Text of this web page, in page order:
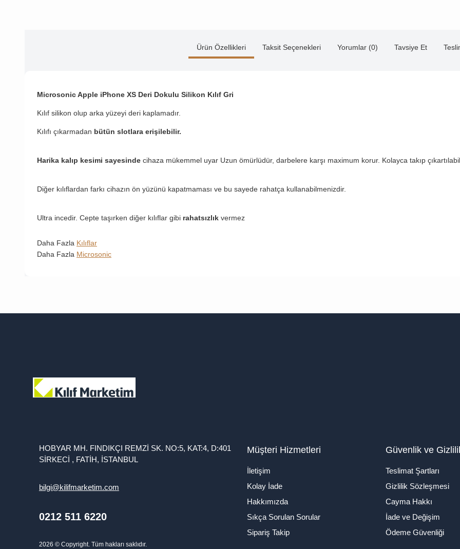
Ürün Özellikleri Taksit Seçenekleri Yorumlar (0) Tavsiye Et
Microsonic Apple iPhone XS Deri Dokulu Silikon Kılıf Gri
Kılıf silikon olup arka yüzeyi deri kaplamadır.
Kılıfı çıkarmadan bütün slotlara erişilebilir.
Harika kalıp kesimi sayesinde cihaza mükemmel uyar Uzun ömürlüdür, darbelere karşı maximum korur. Kolayca takıp
Diğer kılıflardan farkı cihazın ön yüzünü kapatmaması ve bu sayede rahatça kullanabilmenizdir.
Ultra incedir. Cepte taşırken diğer kılıflar gibi rahatsızlık vermez
Daha Fazla Kılıflar
Daha Fazla Microsonic
HOBYAR MH. FINDIKÇI REMZİ SK. NO:5, KAT:4, D:401
SİRKECİ , FATİH, İSTANBUL
bilgi@kilifmarketim.com
0212 511 6220
2026 © Copyright. Tüm hakları saklıdır.
Müşteri Hizmetleri
İletişim
Kolay İade
Hakkımızda
Sıkça Sorulan Sorular
Sipariş Takip
Güvenlik ve
Teslimat Şartları
Gizlilik Sözleşmesi
Cayma Hakkı
İade ve Değişim
Ödeme Güvenliği